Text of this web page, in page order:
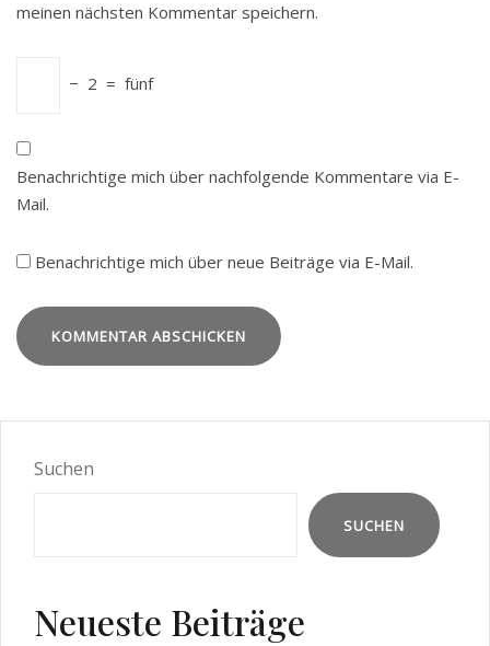
meinen nächsten Kommentar speichern.
− 2 = fünf
Benachrichtige mich über nachfolgende Kommentare via E-
Mail.
Benachrichtige mich über neue Beiträge via E-Mail.
Suchen
SUCHEN
Neueste Beiträge